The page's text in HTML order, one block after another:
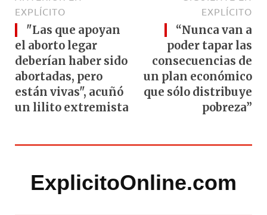
EXPLÍCITO
"Las que apoyan
el aborto legar
deberían haber sido
abortadas, pero
están vivas", acuñó
un lilito extremista
EXPLÍCITO
“Nunca van a
poder tapar las
consecuencias de
un plan económico
que sólo distribuye
pobreza”
ExplicitoOnline.com